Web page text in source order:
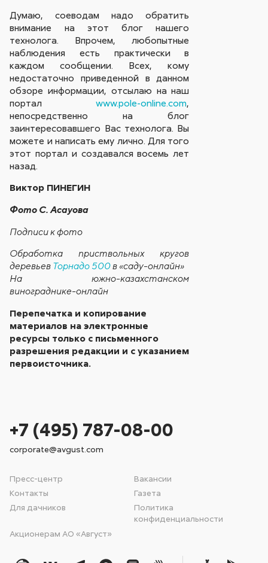
Думаю, соеводам надо обратить
внимание на этот блог нашего
технолога. Впрочем, любопытные
наблюдения есть практически в
каждом сообщении. Всех, кому
недостаточно приведенной в данном
обзоре информации, отсылаю на наш
порталwww.pole-online.com,
непосредственно на блог
заинтересовавшего Вас технолога. Вы
можете и написать ему лично. Для того
этот портал и создавался восемь лет
назад.
Виктор ПИНЕГИН
Фото С. Асауова
Подписи к фото
Обработка приствольных кругов
деревьев Торнадо 500в «саду-онлайн»
На южно-казахстанском
винограднике-онлайн
Перепечатка и копирование
материалов на электронные
ресурсы только с письменного
разрешения редакции и с указанием
первоисточника.
Пресс-центр
Вакансии
Контакты
Газета
Для дачников
Политика
конфиденциальности
Акционерам АО «Август»
+7 (495) 787-08-00
corporate@avgust.com